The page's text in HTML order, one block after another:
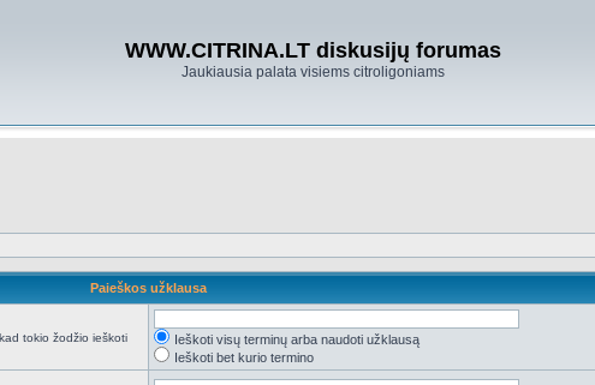
WWW.CITRINA.LT diskusijų forumas
Jaukiausia palata visiems citroligoniams
Paieškos užklausa
tokio žodžio ieškoti
Ieškoti visų terminų arba naudoti užklausą
Ieškoti bet kurio termino